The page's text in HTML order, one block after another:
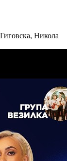
Никола